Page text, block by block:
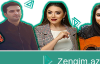
Zengim.az